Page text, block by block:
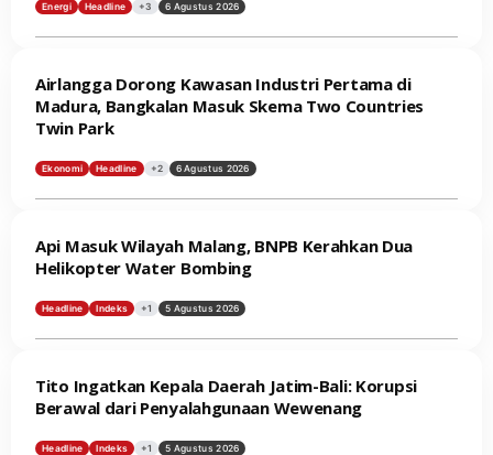
Energi Headline +3 6 Agustus 2026
Airlangga Dorong Kawasan Industri Pertama di
Madura, Bangkalan Masuk Skema Two Countries
Twin Park
Ekonomi Headline +2 6 Agustus 2026
Api Masuk Wilayah Malang, BNPB Kerahkan Dua
Helikopter Water Bombing
Headline Indeks +1 5 Agustus 2026
Tito Ingatkan Kepala Daerah Jatim-Bali: Korupsi
Berawal dari Penyalahgunaan Wewenang
Headline Indeks +1 5 Agustus 2026